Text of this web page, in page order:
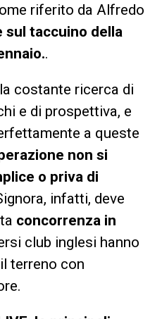
riferito da Alfredo
sul taccuino della
.
costante ricerca di
e di prospettiva, e
a queste
non si
o priva di
infatti, deve
concorrenza in
club inglesi hanno
terreno con